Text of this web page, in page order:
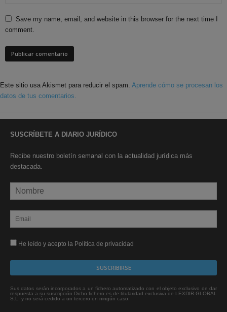
Save my name, email, and website in this browser for the next time I
comment.
Este sitio usa Akismet para reducir el spam. Aprende cómo se procesan los
datos de tus comentarios.
SUSCRÍBETE A DIARIO JURÍDICO
Recibe nuestro boletín semanal con la actualidad jurídica más
destacada.
He leído y acepto la Política de privacidad
Sus datos serán incorporados a un fichero automatizado con el objeto exclusivo de dar
respuesta a su suscripción Dicho fichero es de titularidad exclusiva de LEXDIR GLOBAL
S.L. y no será cedido a un tercero en ningún caso.